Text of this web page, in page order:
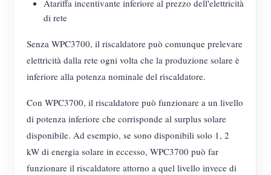
Atariffa incentivante inferiore al prezzo dell'elettricità
di rete
Senza WPC3700, il riscaldatore può comunque prelevare
elettricità dalla rete ogni volta che la produzione solare è
inferiore alla potenza nominale del riscaldatore.
Con WPC3700, il riscaldatore può funzionare a un livello
di potenza inferiore che corrisponde al surplus solare
disponibile. Ad esempio, se sono disponibili solo 1, 2
kW di energia solare in eccesso, WPC3700 può far
funzionare il riscaldatore attorno a quel livello invece di